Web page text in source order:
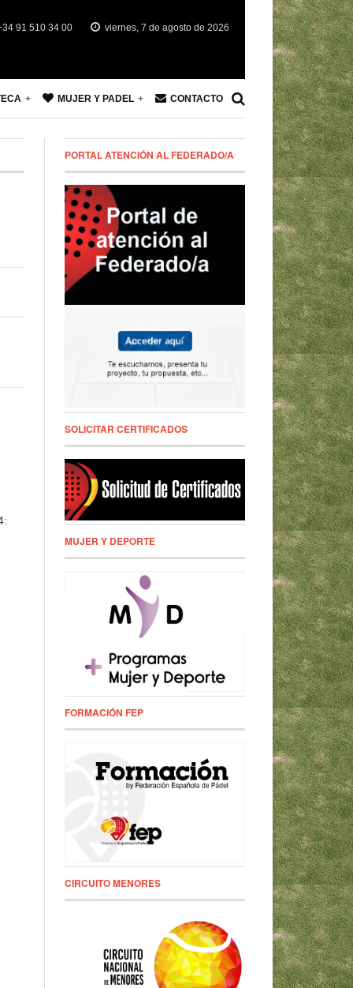
91 510 34 00 viernes, 7 de agosto de 2026
MUJER Y PADEL CONTACTO
PORTAL ATENCIÓN AL FEDERADO/A
SOLICITAR CERTIFICADOS
MUJER Y DEPORTE
FORMACIÓN FEP
CIRCUITO MENORES